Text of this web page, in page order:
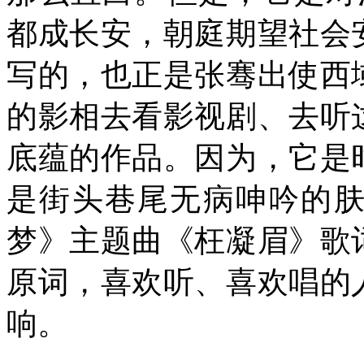
都成长安，朝庭期望社
写的，也正是张骞出使
的影相去看影视剧、去
底蕴的作品。因为，它
是街头巷尾无病呻吟的
梦》主题曲《枉凝眉》
原词，喜欢听、喜欢唱
响。